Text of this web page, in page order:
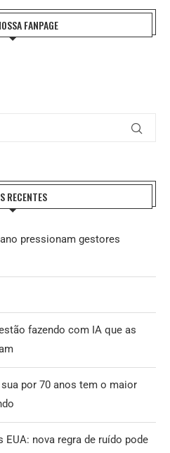
FANPAGE
RECENTES
pressionam gestores
fazendo com IA que as
por 70 anos tem o maior
nova regra de ruído pode